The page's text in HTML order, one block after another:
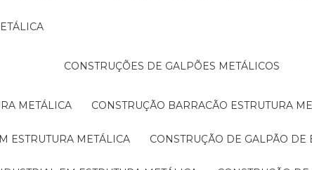
CONSTRUÇÕES DE GALPÕES METÁLICOS
METÁLICA CONSTRUÇÃO BARRACÃO ESTRUTURA
ESTRUTURA METÁLICA CONSTRUÇÃO DE GALPÃO